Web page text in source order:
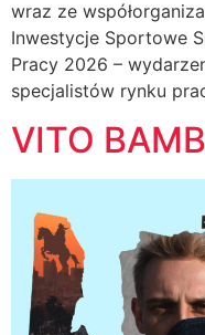
wraz ze
Inwestycje Sportowe
Pracy 2026 –
specjalistów rynku
VITO